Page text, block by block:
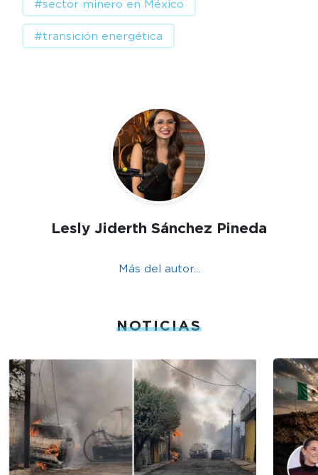
#sector minero en México
#transición energética
Lesly Jiderth Sánchez Pineda
Más del autor...
NOTICIAS